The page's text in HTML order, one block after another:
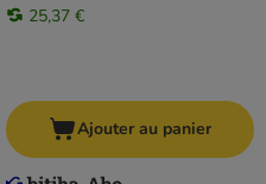
25,37 €
Ajouter au panier